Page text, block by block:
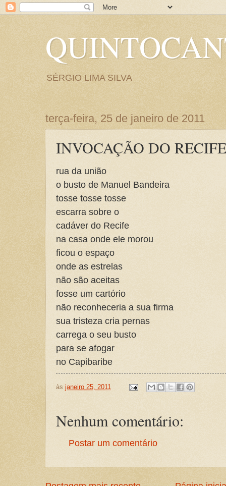
SÉRGIO LIMA SILVA
terça-feira, 25 de janeiro de 2011
INVOCAÇÃO DO RECIFE
rua da união
o busto de Manuel Bandeira
tosse tosse tosse
escarra sobre o
cadáver do Recife
na casa onde ele morou
ficou o espaço
onde as estrelas
não são aceitas
fosse um cartório
não reconheceria a sua firma
sua tristeza cria pernas
carrega o seu busto
para se afogar
no Capibaribe
às janeiro 25, 2011
Nenhum comentário:
Postar um comentário